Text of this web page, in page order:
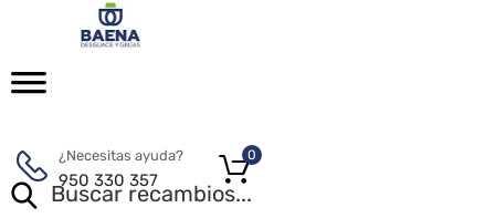
¿Necesitas ayuda?
950 330 357
0